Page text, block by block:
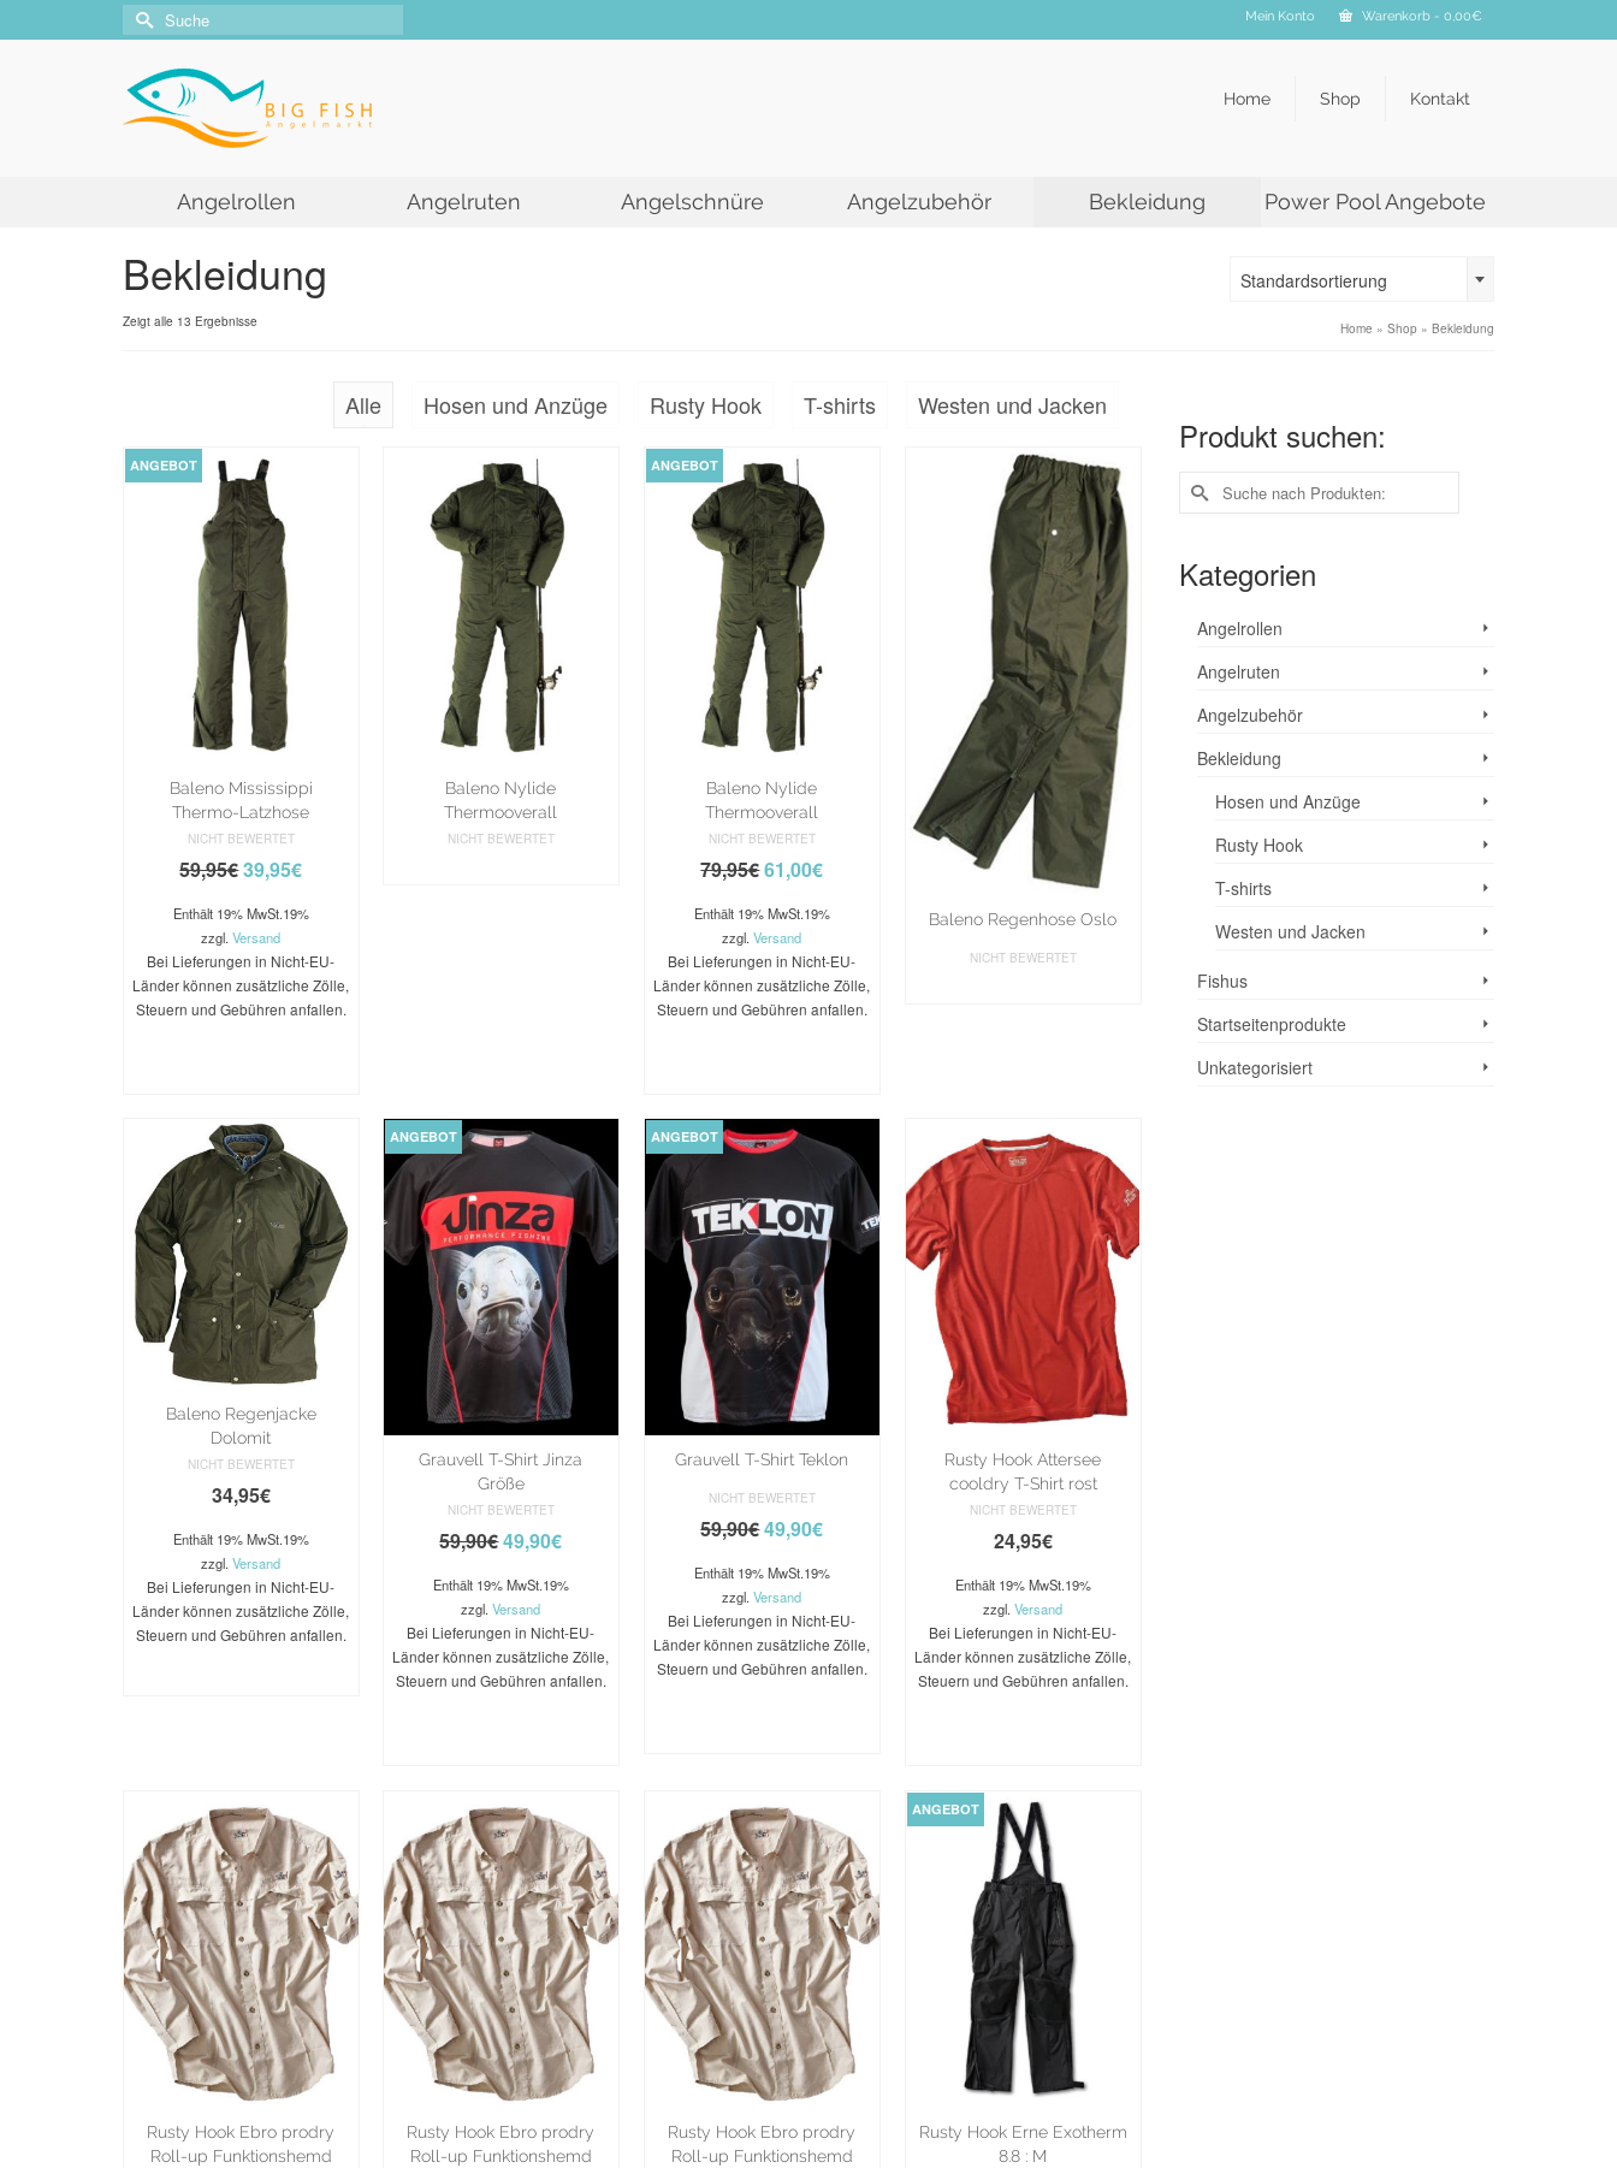
Mein Konto Warenkorb - 0,00€
Suche
nach:
Home Shop Kontakt
Angelrollen Angelruten Angelschnüre Angelzubehör Bekleidung Power Pool Angebote
Bekleidung
Zeigt alle 13 Ergebnisse
Standardsortierung
Home » Shop » Bekleidung
Alle Hosen und Anzüge Rusty Hook T-shirts Westen und Jacken
ANGEBOT
Baleno Mississippi
Thermo-Latzhose
NICHT BEWERTET
59,95€39,95€
Enthält 19% MwSt.19%
zzgl.Versand
Bei Lieferungen in Nicht-EU-
Länder können zusätzliche Zölle,
Steuern und Gebühren anfallen.
Baleno Nylide
Thermooverall
NICHT BEWERTET
ANGEBOT
Baleno Nylide
Thermooverall
NICHT BEWERTET
79,95€61,00€
Enthält 19% MwSt.19%
zzgl.Versand
Bei Lieferungen in Nicht-EU-
Länder können zusätzliche Zölle,
Steuern und Gebühren anfallen.
Baleno Regenhose Oslo
NICHT BEWERTET
Baleno Regenjacke
Dolomit
NICHT BEWERTET
34,95€
Enthält 19% MwSt.19%
zzgl.Versand
Bei Lieferungen in Nicht-EU-
Länder können zusätzliche Zölle,
Steuern und Gebühren anfallen.
ANGEBOT
Grauvell T-Shirt Jinza
Größe
NICHT BEWERTET
59,90€49,90€
Enthält 19% MwSt.19%
zzgl.Versand
Bei Lieferungen in Nicht-EU-
Länder können zusätzliche Zölle,
Steuern und Gebühren anfallen.
ANGEBOT
Grauvell T-Shirt Teklon
NICHT BEWERTET
59,90€49,90€
Enthält 19% MwSt.19%
zzgl.Versand
Bei Lieferungen in Nicht-EU-
Länder können zusätzliche Zölle,
Steuern und Gebühren anfallen.
Rusty Hook Attersee
cooldry T-Shirt rost
NICHT BEWERTET
24,95€
Enthält 19% MwSt.19%
zzgl.Versand
Bei Lieferungen in Nicht-EU-
Länder können zusätzliche Zölle,
Steuern und Gebühren anfallen.
Rusty Hook Ebro prodry
Roll-up Funktionshemd
Rusty Hook Ebro prodry
Roll-up Funktionshemd
Rusty Hook Ebro prodry
Roll-up Funktionshemd
ANGEBOT
Rusty Hook Erne Exotherm
8.8 : M
Produkt suchen:
Suche
nach:
Kategorien
Angelrollen
Angelruten
Angelzubehör
Bekleidung
Hosen und Anzüge
Rusty Hook
T-shirts
Westen und Jacken
Fishus
Startseitenprodukte
Unkategorisiert